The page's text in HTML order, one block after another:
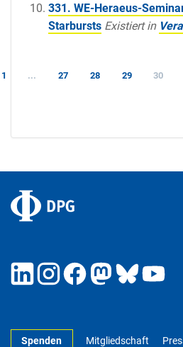
331. WE-Heraeus-
Starbursts Existiert in
1 ... 27 28 29 30
Spenden Mitgliedschaft